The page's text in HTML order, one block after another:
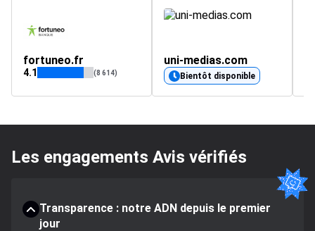
fortuneo.fr
4.1 (8 614)
uni-medias.com
Bientôt disponible
Les engagements Avis vérifiés
Transparence : notre ADN depuis le premier
jour